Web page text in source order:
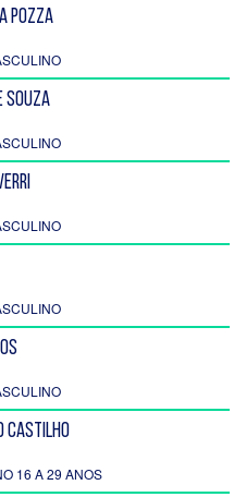
POZZA
SOUZA
CASTILHO
16 A 29 ANOS